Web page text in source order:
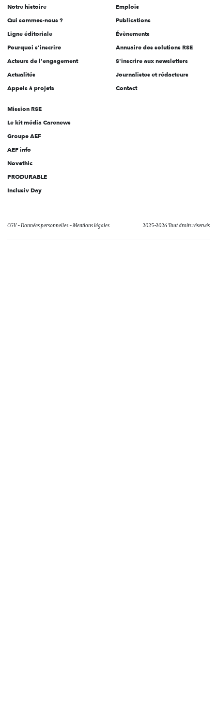
l'engagement
Notre histoire
Qui sommes-nous ?
Ligne éditoriale
Pourquoi s'inscrire
Acteurs de l'engagement
Actualités
Appels à projets
Emplois
Publications
Évènements
Annuaire des solutions RSE
S'inscrire aux newsletters
Journalistes et rédacteurs
Contact
Mission RSE
Le kit média Carenews
Groupe AEF
AEF info
Novethic
PRODURABLE
Inclusiv Day
CGV Données personnelles Mentions légales 2025-2026 Tout droits réservés